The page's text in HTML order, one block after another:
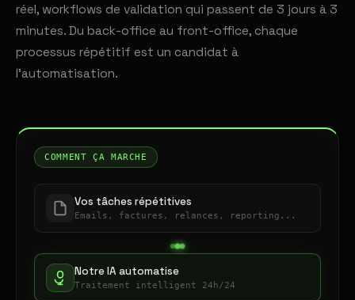
réel, workflows de validation qui passent de 3 jours à 3
minutes. Du back-office au front-office, chaque
processus répétitif est un candidat à
l'automatisation.
COMMENT ÇA MARCHE
Vos tâches répétitives
Emails, factures, relances, reporting...
Notre IA automatise
Traitement intelligent 24h/24